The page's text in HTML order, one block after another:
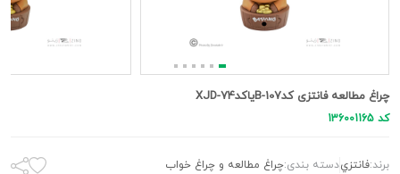
چراغ مطالعه فانتزی کدB-107یاکدXJD-74
کد 136001165
برند:فانتزيدسته بندی:چراغ مطالعه و چراغ خواب